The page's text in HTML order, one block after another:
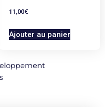
11,00€
Ajouter au panier